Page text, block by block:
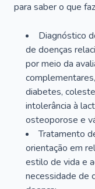
para saber o que
Diagnóstico
de doenças
por meio da
diabetes,
intolerância à
osteoporose e
Tratamento
orientação em
estilo de vida e
necessidade de